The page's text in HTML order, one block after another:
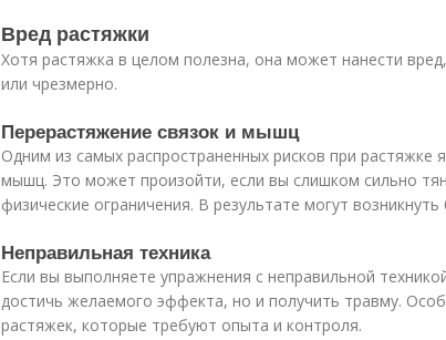
Вред растяжки
Хотя растяжка в целом полезна, она может нанести
или чрезмерно.
Перерастяжение связок и мышц
Одним из самых распространенных рисков при растяжке
мышц. Это может произойти, если вы слишком сильно
физические ограничения. В результате могут
Неправильная техника
Если вы выполняете упражнения с неправильной
достичь желаемого эффекта, но и получить травму.
растяжек, которые требуют опыта и контроля.